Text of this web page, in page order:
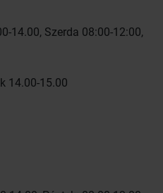
14.00, Szerda 08:00-12:00,
14.00-15.00